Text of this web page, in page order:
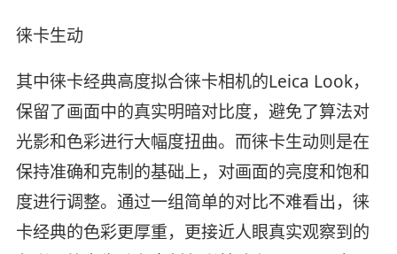
徕卡生动
其中徕卡经典高度拟合徕卡相机的Leica Look，
保留了画面中的真实明暗对比度，避免了算法对
光影和色彩进行大幅度扭曲。而徕卡生动则是在
保持准确和克制的基础上，对画面的亮度和饱和
度进行调整。通过一组简单的对比不难看出，徕
卡经典的色彩更厚重，更接近人眼真实观察到的